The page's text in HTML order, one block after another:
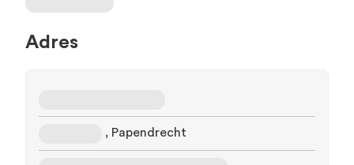
Adres
, Papendrecht